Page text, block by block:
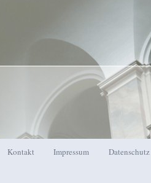
Kontakt Impressum Datenschutz